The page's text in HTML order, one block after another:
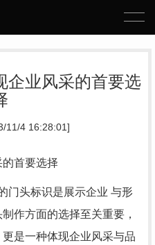
企业风采的首要选
11/4 16:28:01]
首要选择
门头标识是展示企业 与形
作方面的选择至关重要，
是一种体现企业风采与品